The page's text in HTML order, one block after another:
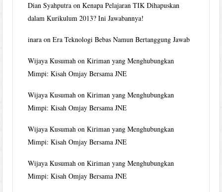
Dian Syahputra onKenapa Pelajaran TIK Dihapuskan
dalam Kurikulum 2013? Ini Jawabannya!
inara onEra Teknologi Bebas Namun Bertanggung Jawab
Wijaya Kusumah onKiriman yang Menghubungkan
Mimpi: Kisah Omjay Bersama JNE
Wijaya Kusumah onKiriman yang Menghubungkan
Mimpi: Kisah Omjay Bersama JNE
Wijaya Kusumah onKiriman yang Menghubungkan
Mimpi: Kisah Omjay Bersama JNE
Wijaya Kusumah onKiriman yang Menghubungkan
Mimpi: Kisah Omjay Bersama JNE